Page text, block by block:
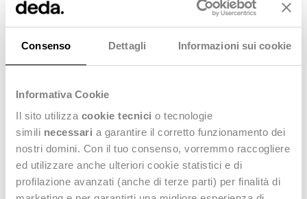
Consenso Dettagli Informazioni sui cookie
Informativa Cookie
Il sito utilizza cookie tecnici o tecnologie
simili necessari a garantire il corretto funzionamento dei
nostri domini. Con il tuo consenso, vorremmo raccogliere
ed utilizzare anche ulteriori cookie statistici e di
profilazione avanzati (anche di terze parti) per finalità di
Incontra il Gruppo Deda ai Career
Day della primavera 2026
Il tuo futuro nel digitale può iniziare da qui